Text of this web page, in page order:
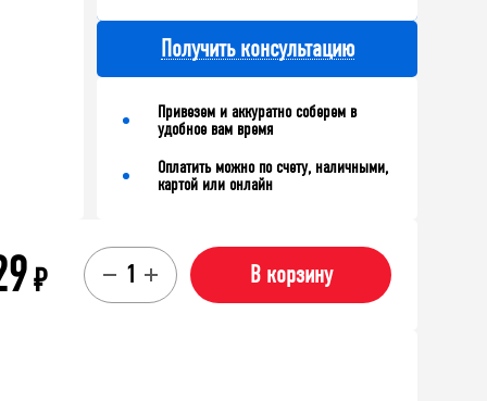
Получить консультацию
Привезем и аккуратно соберем в
удобное вам время
Оплатить можно по счету, наличными,
картой или онлайн
₽ В корзину